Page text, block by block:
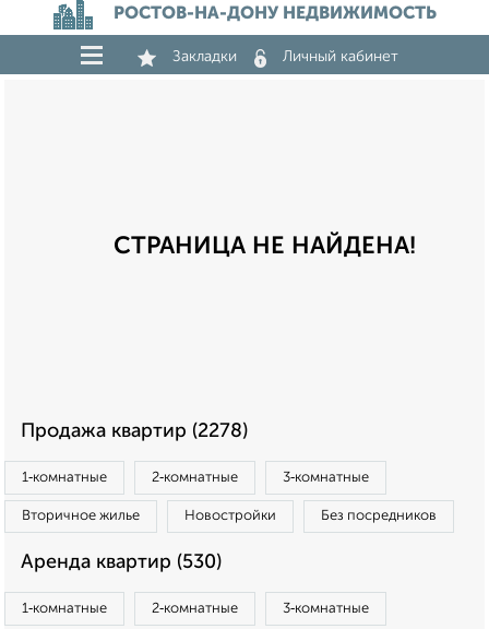
РОСТОВ-НА-ДОНУ НЕДВИЖИМОСТЬ
Закладки Личный кабинет
СТРАНИЦА НЕ НАЙДЕНА!
Продажа квартир (2278)
1‑комнатные 2‑комнатные 3‑комнатные
Вторичное жилье Новостройки Без посредников
Аренда квартир (530)
1‑комнатные 2‑комнатные 3‑комнатные